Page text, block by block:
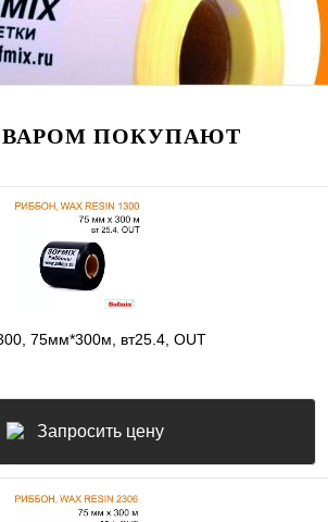
ПОКУПАЮТ
75мм*300м, вт25.4, OUT
Запросить цену